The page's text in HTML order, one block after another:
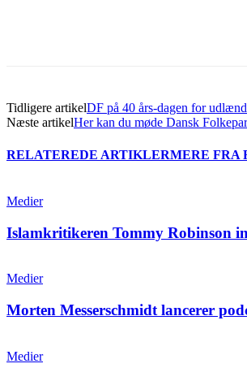
Tidligere artikelDF på 40 års-dagen for
Næste artikelHer kan du møde Dansk
RELATEREDE ARTIKLERMERE FRA
Medier
Islamkritikeren Tommy Robinson
Medier
Morten Messerschmidt lancerer
Medier